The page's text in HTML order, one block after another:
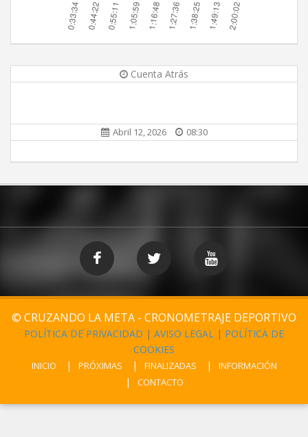
Cuenta Atrás
Abril 12, 2026 08:30
© CRUZANDO LA META - CRONOMETRAJE DEPORTIVO
POLÍTICA DE PRIVACIDAD | AVISO LEGAL | POLÍTICA DE
COOKIES
INICIO PRÓXIMAS FINALIZADAS
INFORMACIÓN
CONTACTO